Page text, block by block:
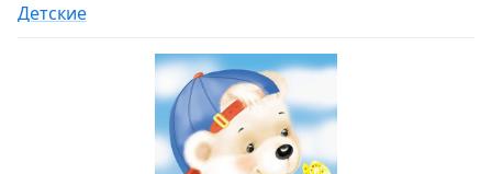
Детские